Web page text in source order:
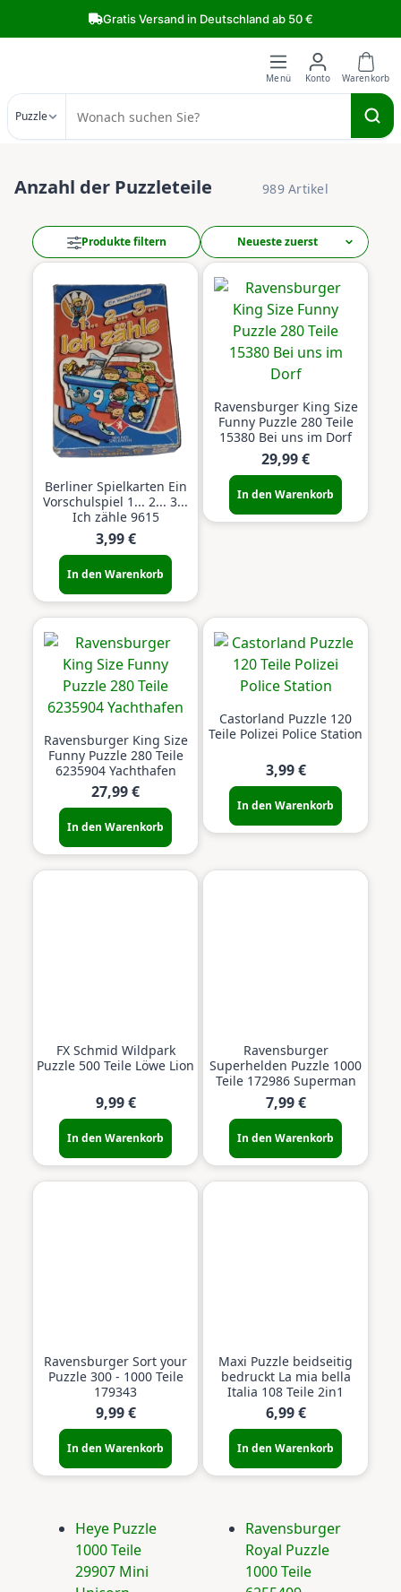
Zum Hauptinhalt springenGratis Versand in Deutschland ab 50 €
Puzzle
Anzahl der Puzzleteile 989 Artikel
Produkte filtern
Berliner Spielkarten Ein
Vorschulspiel 1... 2... 3...
Ich zähle 9615
3,99 €
In den Warenkorb
Ravensburger King Size
Funny Puzzle 280 Teile
15380 Bei uns im Dorf
29,99 €
In den Warenkorb
Ravensburger King Size
Funny Puzzle 280 Teile
6235904 Yachthafen
27,99 €
In den Warenkorb
Castorland Puzzle 120
Teile Polizei Police Station
3,99 €
In den Warenkorb
FX Schmid Wildpark
Puzzle 500 Teile Löwe Lion
9,99 €
In den Warenkorb
Ravensburger
Superhelden Puzzle 1000
Teile 172986 Superman
7,99 €
In den Warenkorb
Ravensburger Sort your
Puzzle 300 - 1000 Teile
179343
9,99 €
In den Warenkorb
Maxi Puzzle beidseitig
bedruckt La mia bella
Italia 108 Teile 2in1
6,99 €
In den Warenkorb
Heye Puzzle
1000 Teile
29907 Mini
Ravensburger
Royal Puzzle
1000 Teile